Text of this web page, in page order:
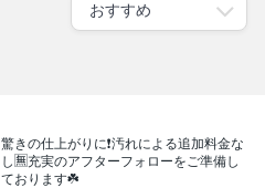
驚きの仕上がりに❗️汚れによる追加料金な
し🈚️充実のアフターフォローをご準備し
ております☘️